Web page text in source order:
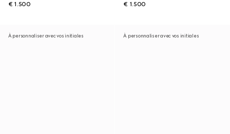
€ 1.500
€ 1.500
À personnaliser avec vos initiales À personnaliser avec vos initiales